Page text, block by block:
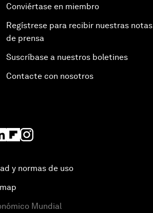
Conviértase en miembro
Regístrese para recibir nuestras notas
de prensa
Suscríbase a nuestros boletines
Contacte con nosotros
y normas de uso
Mundial